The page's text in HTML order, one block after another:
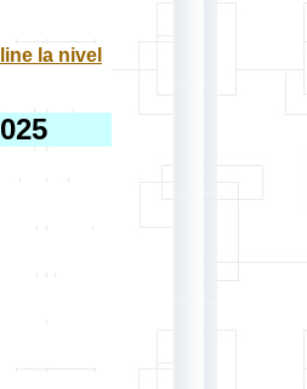
la nivel